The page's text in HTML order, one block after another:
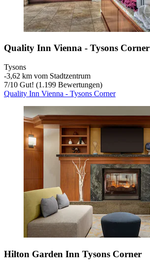
Quality Inn Vienna - Tysons Corner
Tysons
‐3,62 km vom Stadtzentrum
7/10 Gut! (1.199 Bewertungen)
Quality Inn Vienna - Tysons Corner
Hilton Garden Inn Tysons Corner